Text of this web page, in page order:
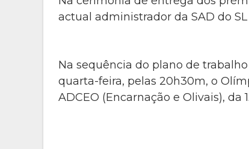
actual administrador da SAD do SL
Na sequência do plano de
quarta-feira, pelas 20h30m, o
ADCEO (Encarnação e Olivais), da